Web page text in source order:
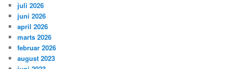
juli 2026
juni 2026
april 2026
marts 2026
februar 2026
august 2023